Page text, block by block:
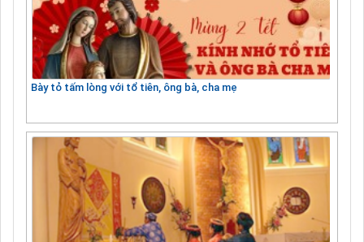
Bày tỏ tấm lòng với tổ tiên, ông bà, cha mẹ